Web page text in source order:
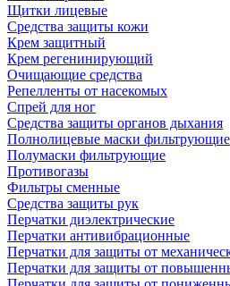
Щитки лицевые
Средства защиты кожи
Крем защитный
Крем регенинирующий
Очищающие средства
Репелленты от насекомых
Спрей для ног
Средства защиты органов дыхания
Полнолицевые маски фильтрующие
Полумаски фильтрующие
Противогазы
Фильтры сменные
Средства защиты рук
Перчатки диэлектрические
Перчатки антивибрационные
Перчатки для защиты от
Перчатки для защиты от